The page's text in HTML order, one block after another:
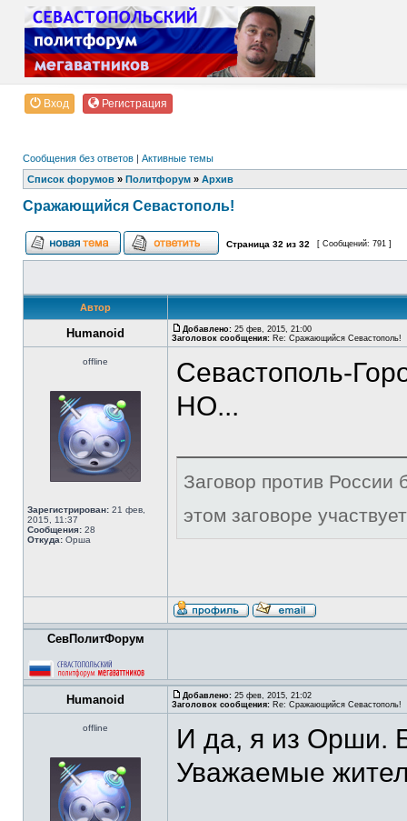
Вход Регистрация
Сообщения без ответов | Активные темы
Список форумов » Политфорум » Архив
Сражающийся Севастополь!
Страница 32 из 32 [ Сообщений: 791 ]
Автор
Humanoid Добавлено: 25 фев, 2015, 21:00
Заголовок сообщения: Re: Сражающийся Севастополь!
offline
Зарегистрирован: 21 фев,
2015, 11:37
Сообщения: 28
Откуда: Орша
Севастополь-
НО...
Заговор против России
этом заговоре
СевПолитФорум
Humanoid Добавлено: 25 фев, 2015, 21:02
Заголовок сообщения: Re: Сражающийся Севастополь!
offline
И да, я из Орши.
Уважаемые